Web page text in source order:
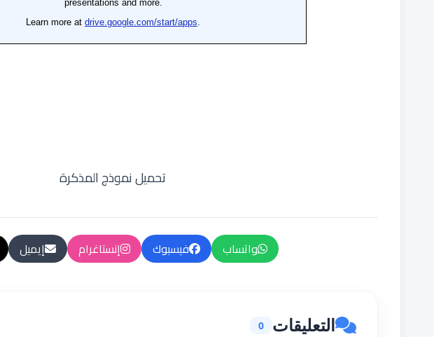
تحميل نموذج المذكرة
واتساب فيسبوك إنستاغرام إيميل
التعليقات 0